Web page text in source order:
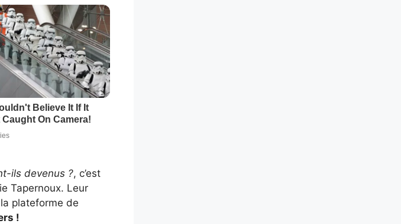
ils devenus ?, c’est
Tapernoux. Leur
plateforme de
!